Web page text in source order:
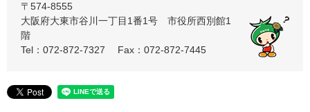
〒574-8555
大阪府大東市谷川一丁目1番1号 市役所西別館1
階
Tel：072-872-7327
Fax：072-872-7445